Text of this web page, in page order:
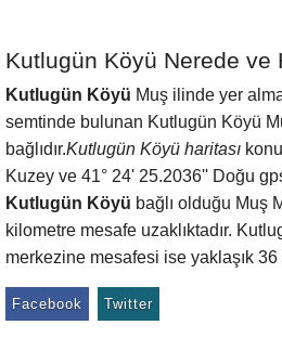
Kutlugün Köyü Nerede ve
Kutlugün Köyü Muş ilinde yer
semtinde bulunan Kutlugün Köyü
bağlıdır.Kutlugün Köyü haritası
Kuzey ve 41° 24' 25.2036'' Doğu
Kutlugün Köyü bağlı olduğu Muş
kilometre mesafe uzaklıktadır.
merkezine mesafesi ise yaklaşık
Facebook Twitter